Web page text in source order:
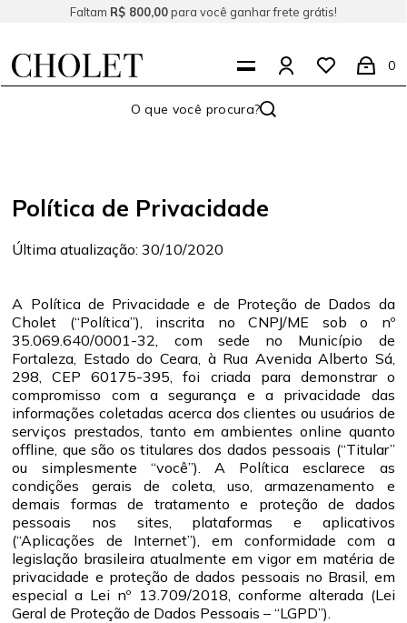
Faltam R$ 800,00para você ganhar frete grátis!
0
Política de Privacidade
Última atualização: 30/10/2020
A Política de Privacidade e de Proteção de Dados da
Cholet (“Política”), inscrita no CNPJ/ME sob o nº
35.069.640/0001-32, com sede no Município de
Fortaleza, Estado do Ceara, à Rua Avenida Alberto Sá,
298, CEP 60175-395, foi criada para demonstrar o
compromisso com a segurança e a privacidade das
informações coletadas acerca dos clientes ou usuários de
serviços prestados, tanto em ambientes online quanto
offline, que são os titulares dos dados pessoais (“Titular”
ou simplesmente “você”). A Política esclarece as
condições gerais de coleta, uso, armazenamento e
demais formas de tratamento e proteção de dados
pessoais nos sites, plataformas e aplicativos
(“Aplicações de Internet”), em conformidade com a
legislação brasileira atualmente em vigor em matéria de
privacidade e proteção de dados pessoais no Brasil, em
especial a Lei nº 13.709/2018, conforme alterada (Lei
Geral de Proteção de Dados Pessoais – “LGPD”).